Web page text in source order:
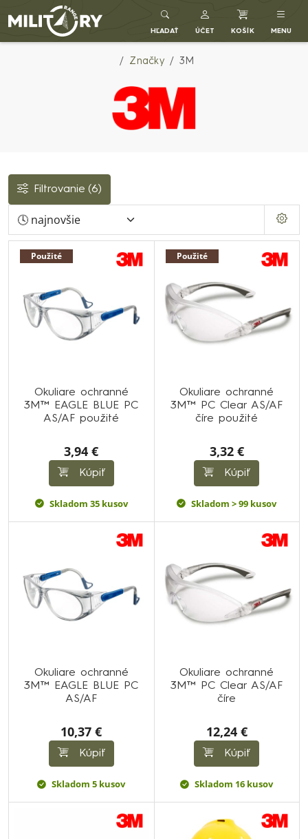
Army shop MILITARY RANGE SK
HĽADAŤ ÚČET KOŠÍK MENU
Značky 3M
Filtrovanie (6)
Použité
Okuliare ochranné
3M™ EAGLE BLUE PC
AS/AF použité
3,94 €
Kúpiť
Skladom 35 kusov
Použité
Okuliare ochranné
3M™ PC Clear AS/AF
číre použité
3,32 €
Kúpiť
Skladom > 99 kusov
Okuliare ochranné
3M™ EAGLE BLUE PC
AS/AF
10,37 €
Kúpiť
Skladom 5 kusov
Okuliare ochranné
3M™ PC Clear AS/AF
číre
12,24 €
Kúpiť
Skladom 16 kusov